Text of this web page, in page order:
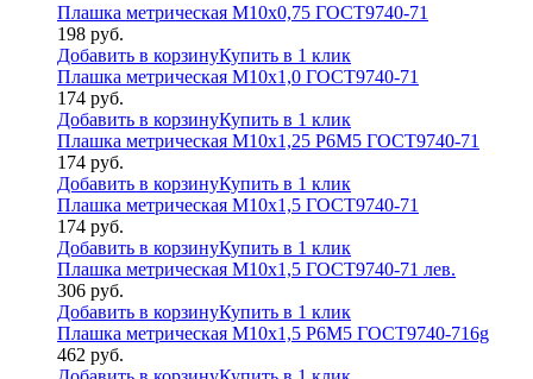
Плашка метрическая М10х0,75 ГОСТ9740-71
198 руб.
Добавить в корзинуКупить в 1 клик
Плашка метрическая М10х1,0 ГОСТ9740-71
174 руб.
Добавить в корзинуКупить в 1 клик
Плашка метрическая М10х1,25 Р6М5 ГОСТ9740-71
174 руб.
Добавить в корзинуКупить в 1 клик
Плашка метрическая М10х1,5 ГОСТ9740-71
174 руб.
Добавить в корзинуКупить в 1 клик
Плашка метрическая М10х1,5 ГОСТ9740-71 лев.
306 руб.
Добавить в корзинуКупить в 1 клик
Плашка метрическая М10х1,5 Р6М5 ГОСТ9740-716g
462 руб.